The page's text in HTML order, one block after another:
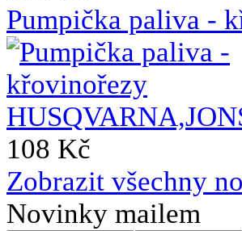
Pumpička paliva -
108 Kč
Zobrazit všechny
Novinky mailem